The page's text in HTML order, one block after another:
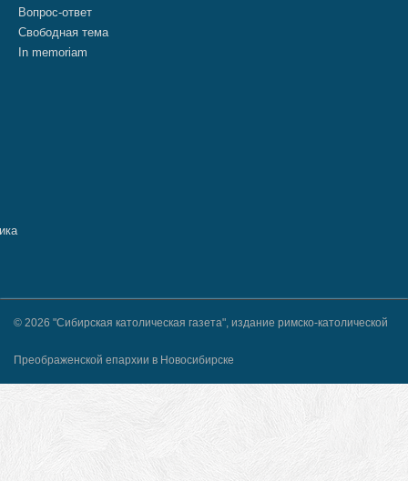
Вопрос-ответ
Свободная тема
In memoriam
© 2026 "Сибирская католическая газета", издание римско-католической
Преображенской епархии в Новосибирске